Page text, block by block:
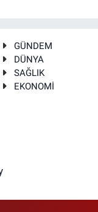
GÜNDEM
DÜNYA
SAĞLIK
EKONOMİ